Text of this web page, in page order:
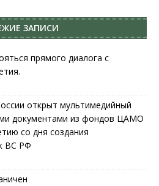
ЗАПИСИ
прямого диалога с
открыт мультимедийный
документами из фондов ЦАМО
со дня создания
ВС РФ